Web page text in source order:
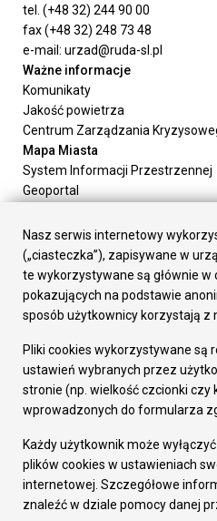
tel. (+48 32) 244 90 00
fax (+48 32) 248 73 48
e-mail: urzad@ruda-sl.pl
Ważne informacje
Komunikaty
Jakość powietrza
Centrum Zarządzania
Mapa Miasta
System Informacji Przestrzennej
Geoportal
Załatw sprawę
Prezydent Miasta
Rada Miasta
Wydziały
Elektroniczna Skrzynka
Gospodarka
Fundusze europejskie
Środki krajowe
Oferty inwestycyjne
Pozostałe
Deklaracja dostępności
Dane osobowe
Dodaj opinię o witrynie
Nasz serwis internetowy
(„ciasteczka”), zapisywane w
te wykorzystywane są głównie
pokazujących na podstawie
sposób użytkownicy korzystają z
Pliki cookies wykorzystywane są
ustawień wybranych przez
stronie (np. wielkość czcionki czy
wprowadzonych do formularza
Każdy użytkownik może
plików cookies w ustawieniach
internetowej. Szczegółowe
znaleźć w dziale pomocy danej